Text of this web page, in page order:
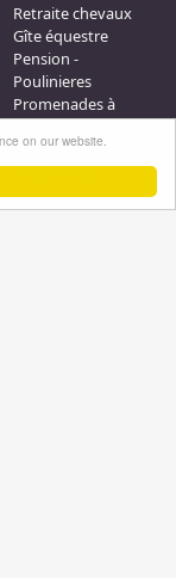
on our website.
Retraite chevaux
Gîte équestre
Pension -
Poulinieres
Promenades à
Poney
Saut d obstacle
Relais étape